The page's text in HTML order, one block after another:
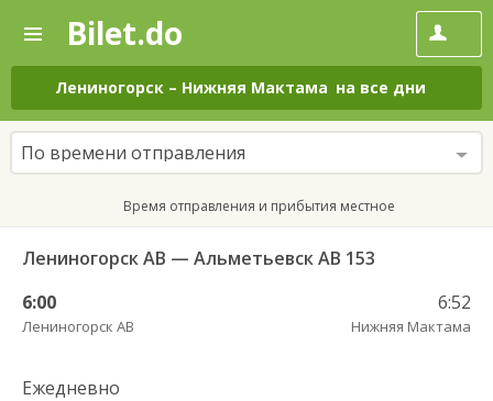
—
Поиск
и
покупка
билетов
на
автобус
онлайн
Bilet.do
Лениногорск – Нижняя Мактама на все дни
По времени отправления
Время отправления и прибытия местное
Лениногорск АВ — Альметьевск АВ 153
6:00
Лениногорск АВ
6:52
Нижняя Мактама
Ежедневно